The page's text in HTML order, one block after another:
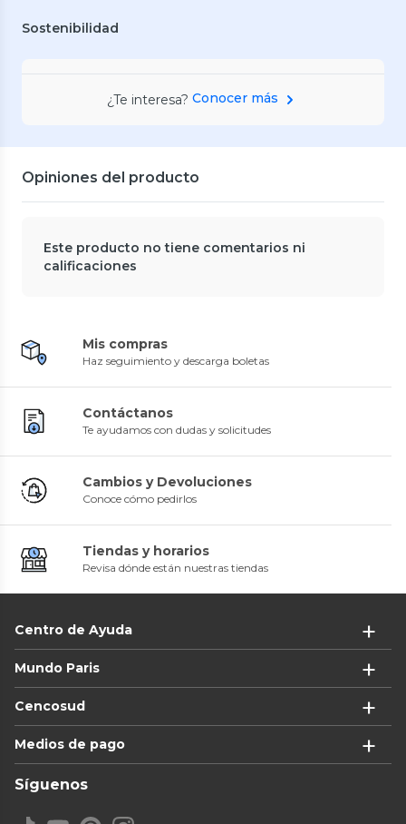
Sostenibilidad
¿Te interesa? Conocer más
Opiniones del producto
Este producto no tiene comentarios ni
calificaciones
Mis compras
Haz seguimiento y descarga boletas
Contáctanos
Te ayudamos con dudas y solicitudes
Cambios y Devoluciones
Conoce cómo pedirlos
Tiendas y horarios
Revisa dónde están nuestras tiendas
Centro de Ayuda
Mundo Paris
Cencosud
Medios de pago
Síguenos